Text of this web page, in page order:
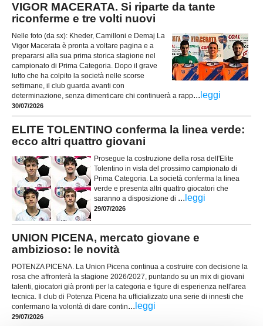
VIGOR MACERATA. Si riparte da tante
riconferme e tre volti nuovi
Nelle foto (da sx): Kheder, Camilloni e Demaj La
Vigor Macerata è pronta a voltare pagina e a
prepararsi alla sua prima storica stagione nel
campionato di Prima Categoria. Dopo il grave
lutto che ha colpito la società nelle scorse
settimane, il club guarda avanti con
determinazione, senza dimenticare chi continuerà a rapp... leggi
30/07/2026
ELITE TOLENTINO conferma la linea verde:
ecco altri quattro giovani
Prosegue la costruzione della rosa dell'Elite
Tolentino in vista del prossimo campionato di
Prima Categoria. La società conferma la linea
verde e presenta altri quattro giocatori che
saranno a disposizione di ... leggi
29/07/2026
UNION PICENA, mercato giovane e
ambizioso: le novità
POTENZA PICENA. La Union Picena continua a costruire con decisione la
rosa che affronterà la stagione 2026/2027, puntando su un mix di giovani
talenti, giocatori già pronti per la categoria e figure di esperienza nell'area
tecnica. Il club di Potenza Picena ha ufficializzato una serie di innesti che
confermano la volontà di dare contin... leggi
29/07/2026